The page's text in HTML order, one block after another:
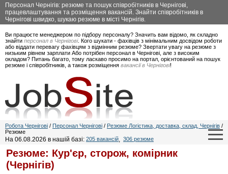
Персонал Чернігів: резюме та пошук співробітників в Чернігові,
працевлаштування та розміщення вакансій. Знайти співробітників в
Чернігові швидко, шукаю резюме в місті Чернігів.
Ви працюєте менеджером по підбору персоналу? Значить вам відомо, як складно
знайти персонал в Чернігові. Кого шукати - фахівців з мінімальним досвідом роботи
або віддати перевагу фахівцям з відмінним резюме? Звертати увагу на резюме з
низьким рівнем зарплати Або потрібен персонал в Чернігові, але з високим
окладом? Питань багато, тому ласкаво просимо на портал, орієнтований на пошук
резюме і співробітників, а також розміщення вакансії в Чернігові!
Робота Чернігові / Персонал Чернігові / Резюме Логістика, доставка, склад, Чернігів /
Резюме
На 06.08.2026 в нашій базі: 205 вакансій, 306 резюме
Резюме: Кур'єр, сторож, комірник
(Чернігів)